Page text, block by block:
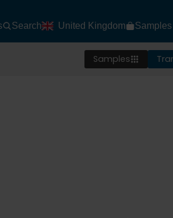
Search United Kingdom
Samples